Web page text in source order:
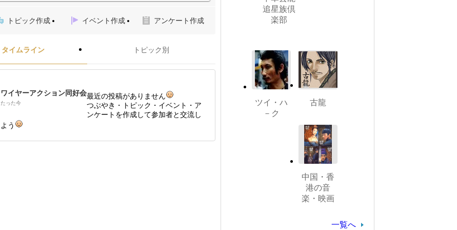
トピック作成 イベント作成 アンケート作成
タイムライン トピック別
ワイヤーアクション同好会
たった今
最近の投稿がありません
つぶやき・トピック・イベント・ア
ンケートを作成して参加者と交流し
よう
追星族倶
楽部
ツイ・ハ
－ク
古龍
中国・香
港の音
楽・映画
一覧へ